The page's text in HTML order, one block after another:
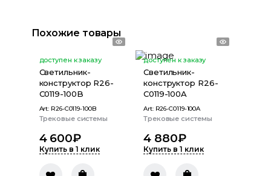
Похожие товары
доступен к заказу
Светильник-
конструктор R26-
C0119-100B
Art: R26-C0119-100B
Трековые системы
4 600₽
Купить в 1 клик
доступен к заказу
Светильник-
конструктор R26-
C0119-100A
Art: R26-C0119-100A
Трековые системы
4 880₽
Купить в 1 клик